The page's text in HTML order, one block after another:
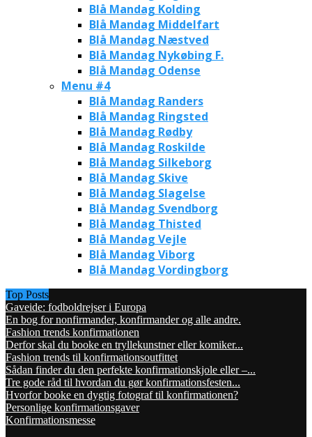
Blå Mandag Kolding
Blå Mandag Middelfart
Blå Mandag Næstved
Blå Mandag Nykøbing F.
Blå Mandag Odense
Menu #4
Blå Mandag Randers
Blå Mandag Ringsted
Blå Mandag Rødby
Blå Mandag Roskilde
Blå Mandag Silkeborg
Blå Mandag Skive
Blå Mandag Slagelse
Blå Mandag Svendborg
Blå Mandag Thisted
Blå Mandag Vejle
Blå Mandag Viborg
Blå Mandag Vordingborg
Top Posts
Gaveide: fodboldrejser i Europa
En bog for nonfirmander, konfirmander og alle andre.
Fashion trends konfirmationen
Derfor skal du booke en tryllekunstner eller komiker...
Fashion trends til konfirmationsoutfittet
Sådan finder du den perfekte konfirmationskjole eller –...
Tre gode råd til hvordan du gør konfirmationsfesten...
Hvorfor booke en dygtig fotograf til konfirmationen?
Personlige konfirmationsgaver
Konfirmationsmesse